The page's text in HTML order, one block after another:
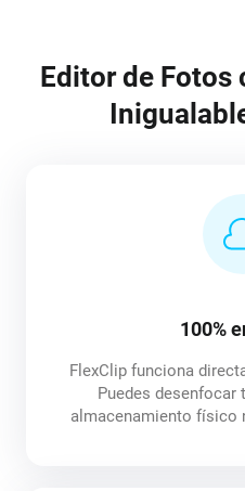
Editor de Fotos
100%
FlexClip funciona
Puedes desenfocar
almacenamiento físico